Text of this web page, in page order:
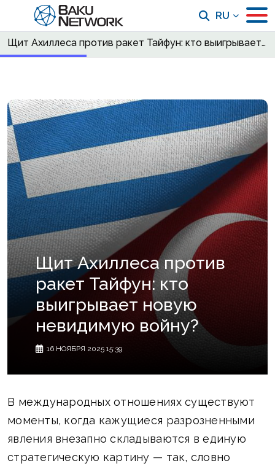
RU
Щит Ахиллеса против ракет Тайфун: кто выигрывает новую невидимую войну?
Щит Ахиллеса против
ракет Тайфун: кто
выигрывает новую
невидимую войну?
16 НОЯБРЯ 2025 15:39
В международных отношениях существуют
моменты, когда кажущиеся разрозненными
явления внезапно складываются в единую
стратегическую картину — так, словно